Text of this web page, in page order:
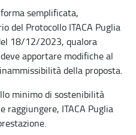
semplificata,
del Protocollo ITACA Puglia
18/12/2023, qualora
apportare modifiche al
della proposta.
minimo di sostenibilità
raggiungere, ITACA Puglia